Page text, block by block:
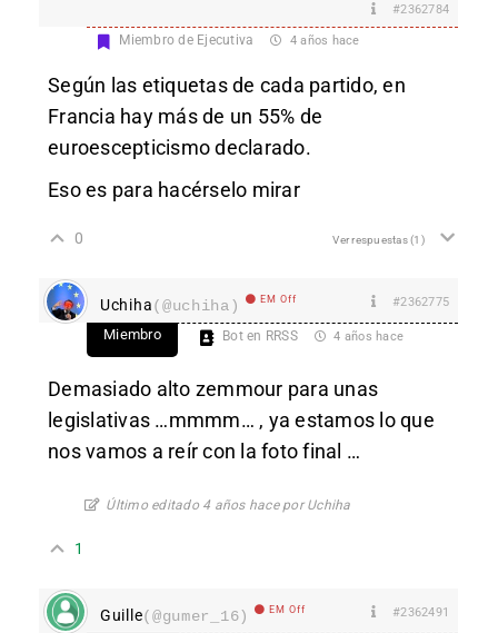
#2362784
Miembro de Ejecutiva 4 años hace
Según las etiquetas de cada partido, en
Francia hay más de un 55% de
euroescepticismo declarado.
Eso es para hacérselo mirar
0 Ver respuestas(1)
Uchiha(@uchiha) EM Off #2362775
Miembro Bot en RRSS 4 años hace
Demasiado alto zemmour para unas
legislativas …mmmm… , ya estamos lo que
nos vamos a reír con la foto final …
Último editado 4 años hace por Uchiha
1
Guille(@gumer_16) EM Off #2362491